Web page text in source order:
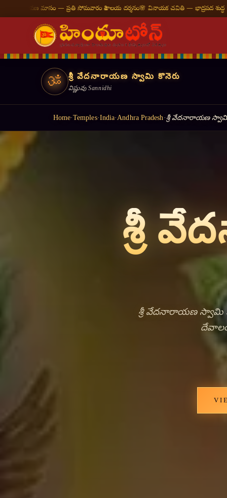
శివాలయ దర్శనం🌸 వినాయక చవితి — భాద్రపద శుద్ధ చవితి⛩ తిరుమల తిరుపతి —
ॐ శ్రీ వేదనారాయణ స్వామి కొనెరు
విష్ణువు Sannidhi
Home·Temples·India·Andhra Pradesh· శ్రీ వేదనారాయణ
ఆంధ్రప్రదేశ్ తిరుపతి జిల్లాలోని
హిందూ భక్తికి సమర్పితమైన
స్వామిని సంబరించుకుంది,